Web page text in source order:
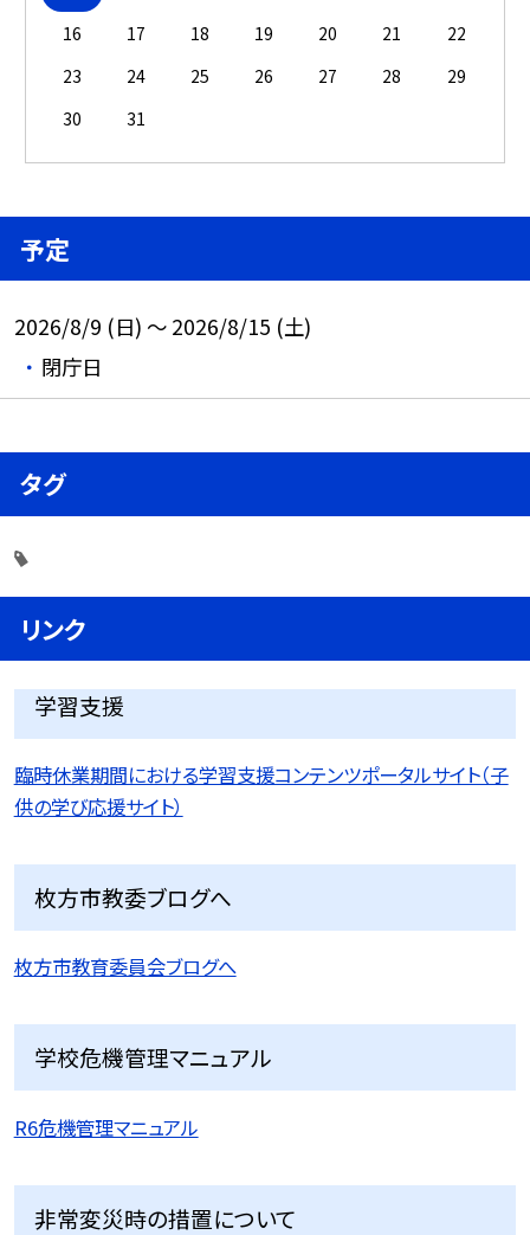
16
17 18 19 20 21
22
23
24 25 26 27 28
29
30
31
予定
2026/8/9 (日) ～ 2026/8/15 (土)
閉庁日
タグ
リンク
学習支援
臨時休業期間における学習支援コンテンツポータルサイト（子
供の学び応援サイト）
枚方市教委ブログへ
枚方市教育委員会ブログへ
学校危機管理マニュアル
R6危機管理マニュアル
非常変災時の措置について